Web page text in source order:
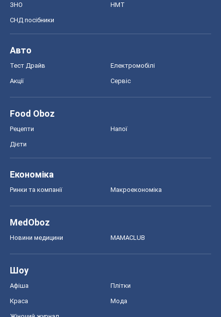
ЗНО НМТ
СНД посібники
Авто
Тест Драйв Електромобілі
Акції Сервіс
Food Oboz
Рецепти Напої
Дієти
Економіка
Ринки та компанії Макроекономіка
MedOboz
Новини медицини MAMACLUB
Шоу
Афіша Плітки
Краса Мода